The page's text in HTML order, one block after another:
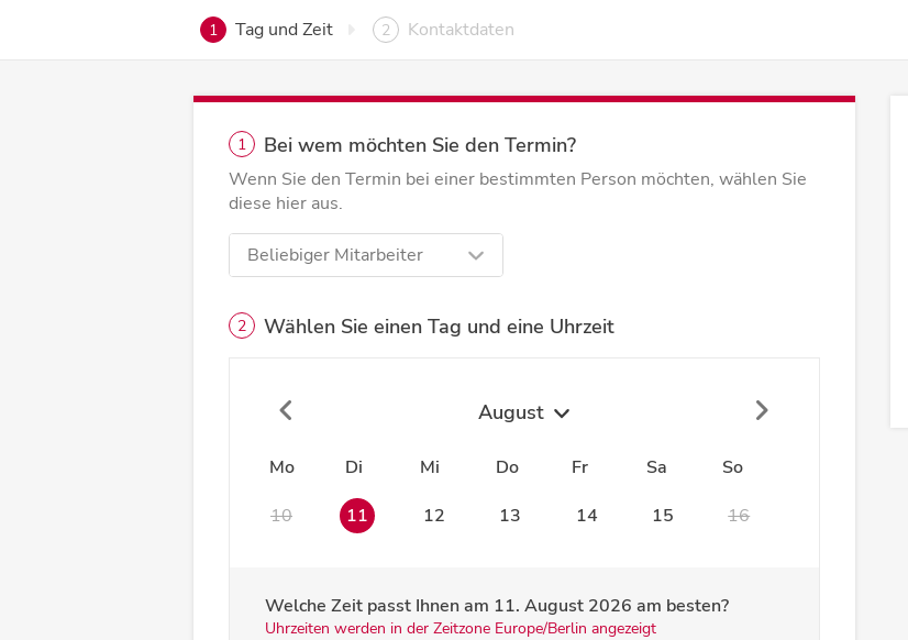
1 Tag und Zeit 2 Kontaktdaten
1 Bei wem möchten Sie den Termin?
Wenn Sie den Termin bei einer bestimmten Person möchten, wählen Sie
diese hier aus.
Beliebiger Mitarbeiter
2 Wählen Sie einen Tag und eine Uhrzeit
August
Mo Di Mi Do Fr Sa
So
10
11 12 13 14 15 16
Welche Zeit passt Ihnen am 11. August 2026 am besten?
Uhrzeiten werden in der Zeitzone Europe/Berlin angezeigt